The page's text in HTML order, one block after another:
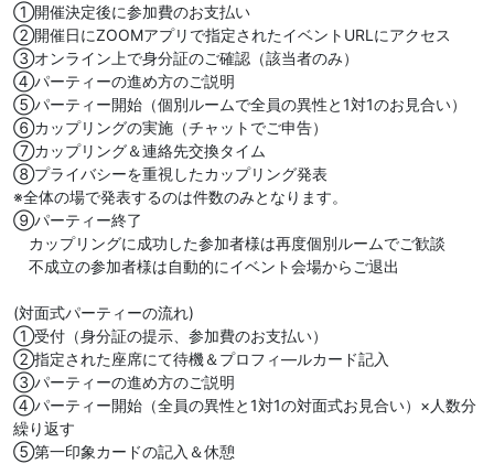
①開催決定後に参加費のお支払い
②開催日にZOOMアプリで指定されたイベントURLにアクセス
③オンライン上で身分証のご確認（該当者のみ）
④パーティーの進め方のご説明
⑤パーティー開始（個別ルームで全員の異性と1対1のお見合い）
⑥カップリングの実施（チャットでご申告）
⑦カップリング＆連絡先交換タイム
⑧プライバシーを重視したカップリング発表
※全体の場で発表するのは件数のみとなります。
⑨パーティー終了
カップリングに成功した参加者様は再度個別ルームでご歓談
不成立の参加者様は自動的にイベント会場からご退出
(対面式パーティーの流れ)
①受付（身分証の提示、参加費のお支払い）
②指定された座席にて待機＆プロフィ―ルカード記入
③パーティーの進め方のご説明
④パーティー開始（全員の異性と1対1の対面式お見合い）×人数分
繰り返す
⑤第一印象カードの記入＆休憩